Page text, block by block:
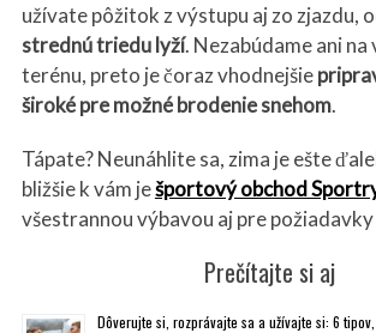
užívate pôžitok z výstupu aj zo zjazdu,
strednú triedu lyží. Nezabúdame ani
terénu, preto je čoraz vhodnejšie
široké pre možné brodenie snehom.
Tápate? Neunáhlite sa, zima je ešte
bližšie k vám ješportový obchod
všestrannou výbavou aj pre
Prečítajte si aj
Dôverujte si, rozprávajte sa a užívajte si: 6